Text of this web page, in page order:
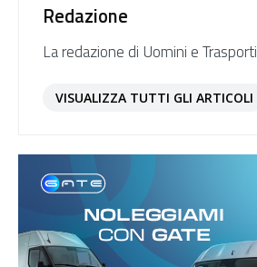
Redazione
La redazione di Uomini e Trasporti
VISUALIZZA TUTTI GLI ARTICOLI